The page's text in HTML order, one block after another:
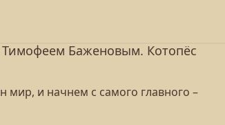
Тимофеем Баженовым. Котопёс
мир, и начнем с самого главного –